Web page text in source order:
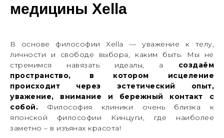
медицины Xella
В основе философии Xella — уважение к телу,
личности и свободе выбора, каким быть. Мы не
стремимся навязать идеалы, а создаём
пространство, в котором исцеление
происходит через эстетический опыт,
уважение, внимание и бережный контакт с
собой. Философия клиники очень близка к
японской философии Кинцуги, где наиболее
заметно – в изъянах красота!